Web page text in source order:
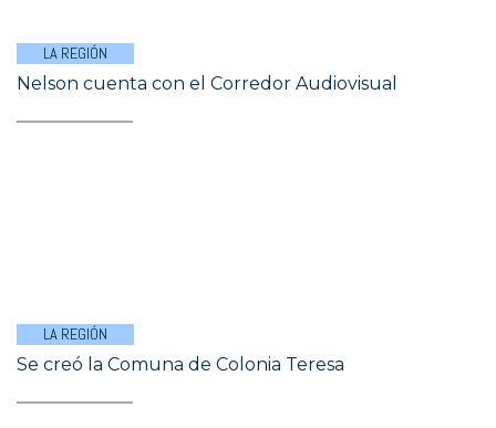
LA REGIÓN
Nelson cuenta con el Corredor Audiovisual
LA REGIÓN
Se creó la Comuna de Colonia Teresa